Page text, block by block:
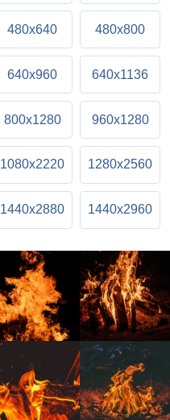
480x640 480x800
640x960 640x1136
800x1280 960x1280
1080x2220 1280x2560
1440x2880 1440x2960